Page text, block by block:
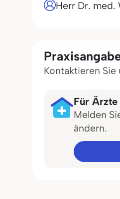
Herr Dr. med.
Kontaktieren
Für Ärzte
Melden
ändern.